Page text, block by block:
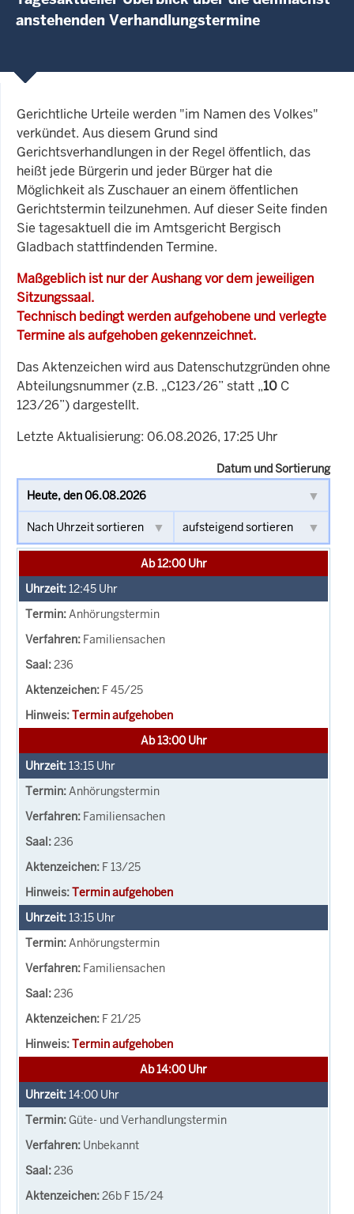
anstehenden Verhandlungstermine
Gerichtliche Urteile werden "im Namen des Volkes"
verkündet. Aus diesem Grund sind
Gerichtsverhandlungen in der Regel öffentlich, das
heißt jede Bürgerin und jeder Bürger hat die
Möglichkeit als Zuschauer an einem öffentlichen
Gerichtstermin teilzunehmen. Auf dieser Seite finden
Sie tagesaktuell die im Amtsgericht Bergisch
Gladbach stattfindenden Termine.
Maßgeblich ist nur der Aushang vor dem jeweiligen
Sitzungssaal.
Technisch bedingt werden aufgehobene und verlegte
Termine als aufgehoben gekennzeichnet.
Das Aktenzeichen wird aus Datenschutzgründen ohne
Abteilungsnummer (z.B. „C123/26” statt „10 C
123/26”) dargestellt.
Letzte Aktualisierung: 06.08.2026, 17:25 Uhr
Datum und Sortierung
Ab 12:00 Uhr
12:45 Uhr
Anhörungstermin
Familiensachen
236
F 45/25
Termin aufgehoben
Ab 13:00 Uhr
13:15 Uhr
Anhörungstermin
Familiensachen
236
F 13/25
Termin aufgehoben
13:15 Uhr
Anhörungstermin
Familiensachen
236
F 21/25
Termin aufgehoben
Ab 14:00 Uhr
14:00 Uhr
Güte- und Verhandlungstermin
Unbekannt
236
26b F 15/24